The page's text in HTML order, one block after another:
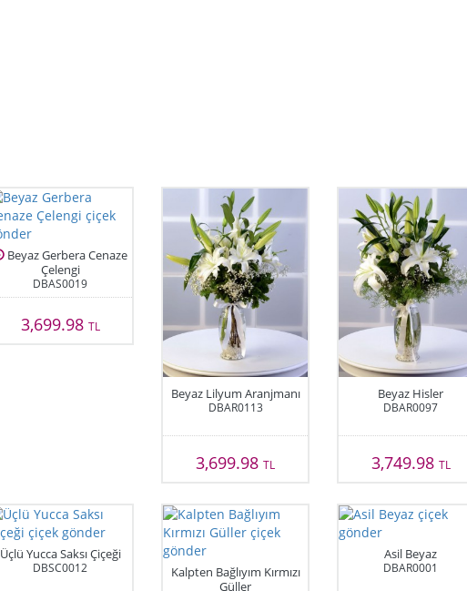
Beyaz Gerbera Cenaze
Çelengi
DBAS0019
3,699.98 TL
Beyaz Lilyum Aranjmanı
DBAR0113
3,699.98TL
Beyaz Hisler
DBAR0097
3,749.98 TL
Üçlü Yucca Saksı Çiçeği
DBSC0012
Kalpten Bağlıyım Kırmızı
Güller
Asil Beyaz
DBAR0001